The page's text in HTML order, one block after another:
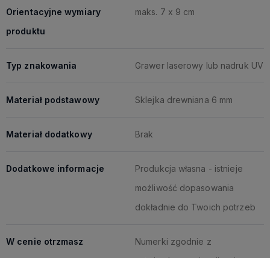
Orientacyjne wymiary
produktu
maks. 7 x 9 cm
Typ znakowania Grawer laserowy lub nadruk UV
Materiał podstawowy Sklejka drewniana 6 mm
Materiał dodatkowy Brak
Dodatkowe informacje
Produkcja własna - istnieje
możliwość dopasowania
dokładnie do Twoich potrzeb
W cenie otrzmasz
Numerki zgodnie z